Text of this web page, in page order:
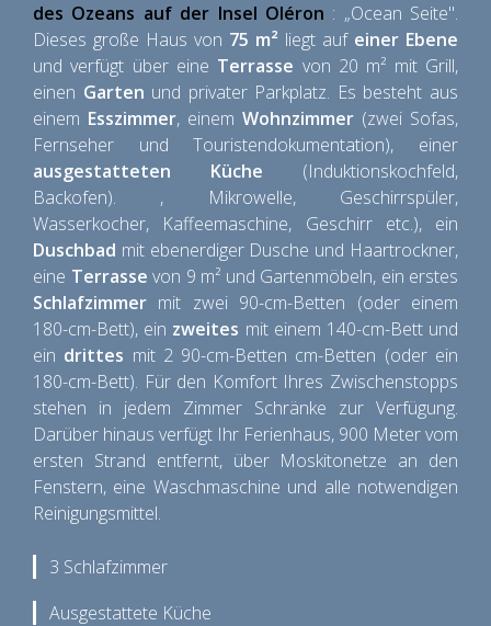
des Ozeans auf der Insel Oléron : „Ocean Seite".
Dieses große Haus von 75 m² liegt auf einer Ebene
und verfügt über eine Terrasse von 20 m² mit Grill,
einen Garten und privater Parkplatz. Es besteht aus
einem Esszimmer, einem Wohnzimmer (zwei Sofas,
Fernseher und Touristendokumentation), einer
ausgestatteten Küche (Induktionskochfeld,
Backofen). , Mikrowelle, Geschirrspüler,
Wasserkocher, Kaffeemaschine, Geschirr etc.), ein
Duschbad mit ebenerdiger Dusche und Haartrockner,
eine Terrasse von 9 m² und Gartenmöbeln, ein erstes
Schlafzimmer mit zwei 90-cm-Betten (oder einem
180-cm-Bett), ein zweites mit einem 140-cm-Bett und
ein drittes mit 2 90-cm-Betten cm-Betten (oder ein
180-cm-Bett). Für den Komfort Ihres Zwischenstopps
stehen in jedem Zimmer Schränke zur Verfügung.
Darüber hinaus verfügt Ihr Ferienhaus, 900 Meter vom
ersten Strand entfernt, über Moskitonetze an den
Fenstern, eine Waschmaschine und alle notwendigen
Reinigungsmittel.
3 Schlafzimmer
Ausgestattete Küche